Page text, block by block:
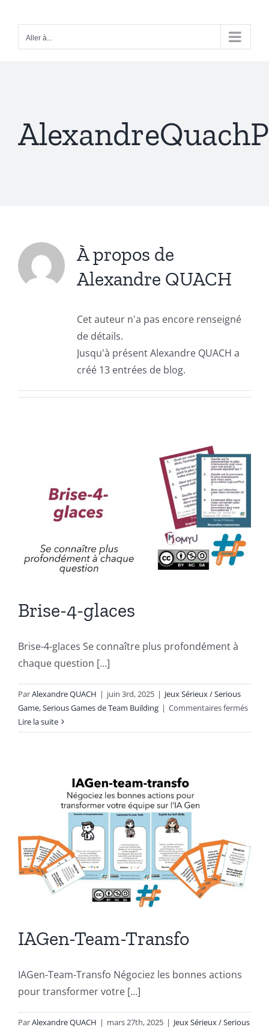
contenuAller à...
À propos de
Alexandre QUACH
Cet auteur n'a pas encore renseigné
de détails.
Jusqu'à présent Alexandre QUACH a
créé 13 entrées de blog.
Brise-4-glaces
Brise-4-glaces Se connaître plus profondément à
chaque question [...]
ParAlexandre QUACH | juin 3rd, 2025 | Jeux Sérieux / Serious
Game,Serious Games de Team Building | Commentaires ferméssur
4-
Lire la suite
IAGen-Team-Transfo
IAGen-Team-Transfo Négociez les bonnes actions
pour transformer votre [...]
ParAlexandre QUACH | mars 27th, 2025 | Jeux Sérieux / Serious